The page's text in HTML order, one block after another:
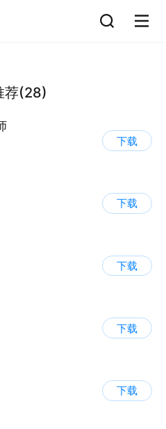
荐(28)
下载
下载
下载
下载
下载